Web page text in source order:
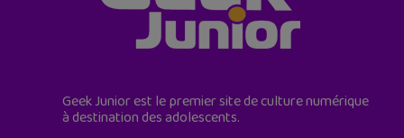
Geek Junior est le premier site de culture numérique
à destination des adolescents.